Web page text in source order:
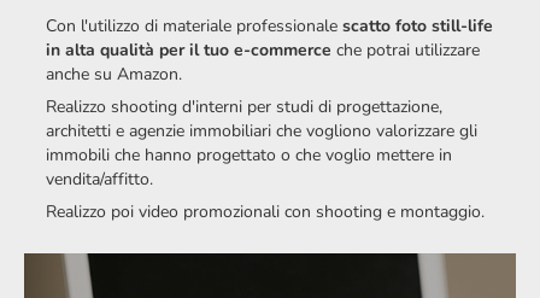
Con l'utilizzo di materiale professionalescatto foto still-life
in alta qualità per il tuo e-commerce che potrai utilizzare
anche su Amazon.
Realizzo shooting d'interni per studi di progettazione,
architetti e agenzie immobiliari che vogliono valorizzare gli
immobili che hanno progettato o che voglio mettere in
vendita/affitto.
Realizzo poi video promozionali con shooting e montaggio.